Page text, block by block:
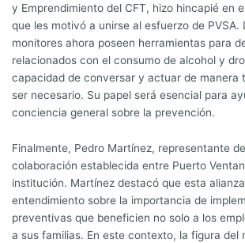
y Emprendimiento del CFT, hizo hincapié en
que les motivó a unirse al esfuerzo de PVSA.
monitores ahora poseen herramientas para
relacionados con el consumo de alcohol y
capacidad de conversar y actuar de manera
ser necesario. Su papel será esencial para
conciencia general sobre la prevención.
Finalmente, Pedro Martínez, representante
colaboración establecida entre Puerto
institución. Martínez destacó que esta
entendimiento sobre la importancia de
preventivas que beneficien no solo a los
a sus familias. En este contexto, la figura del